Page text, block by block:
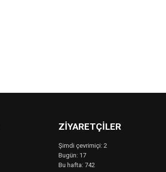
ZIYARETÇILER
Şimdi çevrimiçi: 2
Bugün: 17
Bu hafta: 742